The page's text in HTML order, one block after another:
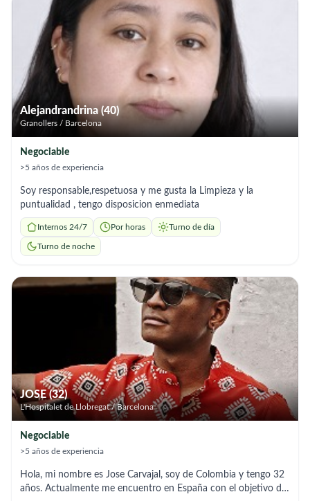
Alejandrandrina (40)
Granollers / Barcelona
Negociable
>5 años de experiencia
Soy responsable,respetuosa y me gusta la Limpieza y la
puntualidad , tengo disposicion enmediata
Internos 24/7 Por horas Turno de día
Turno de noche
JOSE (32)
L'Hospitalet de Llobregat / Barcelona
Negociable
>5 años de experiencia
Hola, mi nombre es Jose Carvajal, soy de Colombia y tengo 32
años. Actualmente me encuentro en España con el objetivo de